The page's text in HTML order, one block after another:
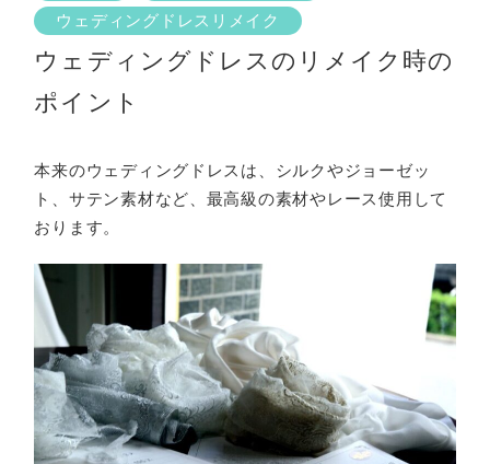
ウェディングドレスリメイク
ウェディングドレスのリメイク時の
ポイント
本来のウェディングドレスは、シルクやジョーゼッ
ト、サテン素材など、最高級の素材やレース使用して
おります。